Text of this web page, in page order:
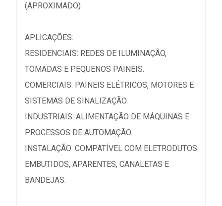
(APROXIMADO)
APLICAÇÕES:
RESIDENCIAIS: REDES DE ILUMINAÇÃO,
TOMADAS E PEQUENOS PAINEIS.
COMERCIAIS: PAINEIS ELÉTRICOS, MOTORES E
SISTEMAS DE SINALIZAÇÃO.
INDUSTRIAIS: ALIMENTAÇÃO DE MÁQUINAS E
PROCESSOS DE AUTOMAÇÃO.
INSTALAÇÃO: COMPATÍVEL COM ELETRODUTOS
EMBUTIDOS, APARENTES, CANALETAS E
BANDEJAS.